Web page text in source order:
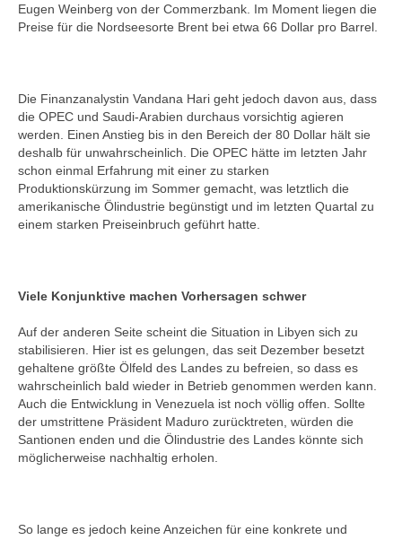
Eugen Weinberg von der Commerzbank. Im Moment liegen die
Preise für die Nordseesorte Brent bei etwa 66 Dollar pro Barrel.
Die Finanzanalystin Vandana Hari geht jedoch davon aus, dass
die OPEC und Saudi-Arabien durchaus vorsichtig agieren
werden. Einen Anstieg bis in den Bereich der 80 Dollar hält sie
deshalb für unwahrscheinlich. Die OPEC hätte im letzten Jahr
schon einmal Erfahrung mit einer zu starken
Produktionskürzung im Sommer gemacht, was letztlich die
amerikanische Ölindustrie begünstigt und im letzten Quartal zu
einem starken Preiseinbruch geführt hatte.
Viele Konjunktive machen Vorhersagen schwer
Auf der anderen Seite scheint die Situation in Libyen sich zu
stabilisieren. Hier ist es gelungen, das seit Dezember besetzt
gehaltene größte Ölfeld des Landes zu befreien, so dass es
wahrscheinlich bald wieder in Betrieb genommen werden kann.
Auch die Entwicklung in Venezuela ist noch völlig offen. Sollte
der umstrittene Präsident Maduro zurücktreten, würden die
Santionen enden und die Ölindustrie des Landes könnte sich
möglicherweise nachhaltig erholen.
So lange es jedoch keine Anzeichen für eine konkrete und